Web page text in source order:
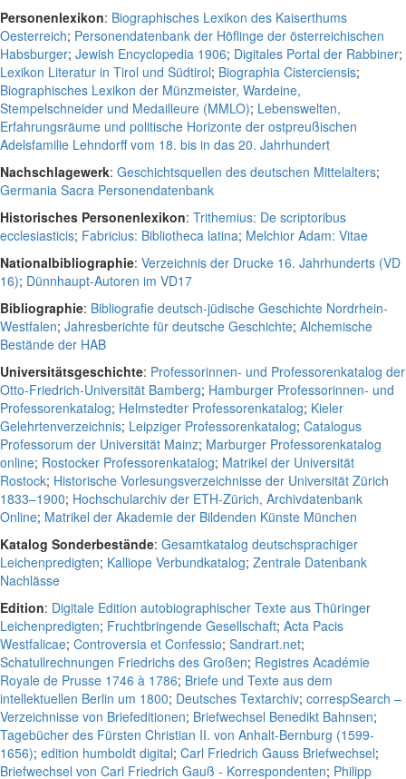
Personenlexikon: Biographisches Lexikon des Kaiserthums
Oesterreich; Personendatenbank der Höflinge der österreichischen
Habsburger; Jewish Encyclopedia 1906; Digitales Portal der Rabbiner;
Lexikon Literatur in Tirol und Südtirol; Biographia Cisterciensis;
Biographisches Lexikon der Münzmeister, Wardeine,
Stempelschneider und Medailleure (MMLO); Lebenswelten,
Erfahrungsräume und politische Horizonte der ostpreußischen
Adelsfamilie Lehndorff vom 18. bis in das 20. Jahrhundert
Nachschlagewerk: Geschichtsquellen des deutschen Mittelalters;
Germania Sacra Personendatenbank
Historisches Personenlexikon: Trithemius: De scriptoribus
ecclesiasticis; Fabricius: Bibliotheca latina; Melchior Adam: Vitae
Nationalbibliographie: Verzeichnis der Drucke 16. Jahrhunderts (VD
16); Dünnhaupt-Autoren im VD17
Bibliographie: Bibliografie deutsch-jüdische Geschichte Nordrhein-
Westfalen; Jahresberichte für deutsche Geschichte; Alchemische
Bestände der HAB
Universitätsgeschichte: Professorinnen- und Professorenkatalog der
Otto-Friedrich-Universität Bamberg; Hamburger Professorinnen- und
Professorenkatalog; Helmstedter Professorenkatalog; Kieler
Gelehrtenverzeichnis; Leipziger Professorenkatalog; Catalogus
Professorum der Universität Mainz; Marburger Professorenkatalog
online; Rostocker Professorenkatalog; Matrikel der Universität
Rostock; Historische Vorlesungsverzeichnisse der Universität Zürich
1833–1900; Hochschularchiv der ETH-Zürich, Archivdatenbank
Online; Matrikel der Akademie der Bildenden Künste München
Katalog Sonderbestände: Gesamtkatalog deutschsprachiger
Leichenpredigten; Kalliope Verbundkatalog; Zentrale Datenbank
Nachlässe
Edition: Digitale Edition autobiographischer Texte aus Thüringer
Leichenpredigten; Fruchtbringende Gesellschaft; Acta Pacis
Westfalicae; Controversia et Confessio; Sandrart.net;
Schatullrechnungen Friedrichs des Großen; Registres Académie
Royale de Prusse 1746 à 1786; Briefe und Texte aus dem
intellektuellen Berlin um 1800; Deutsches Textarchiv; correspSearch –
Verzeichnisse von Briefeditionen; Briefwechsel Benedikt Bahnsen;
Tagebücher des Fürsten Christian II. von Anhalt-Bernburg (1599-
1656); edition humboldt digital; Carl Friedrich Gauss Briefwechsel;
Briefwechsel von Carl Friedrich Gauß - Korrespondenten; Philipp